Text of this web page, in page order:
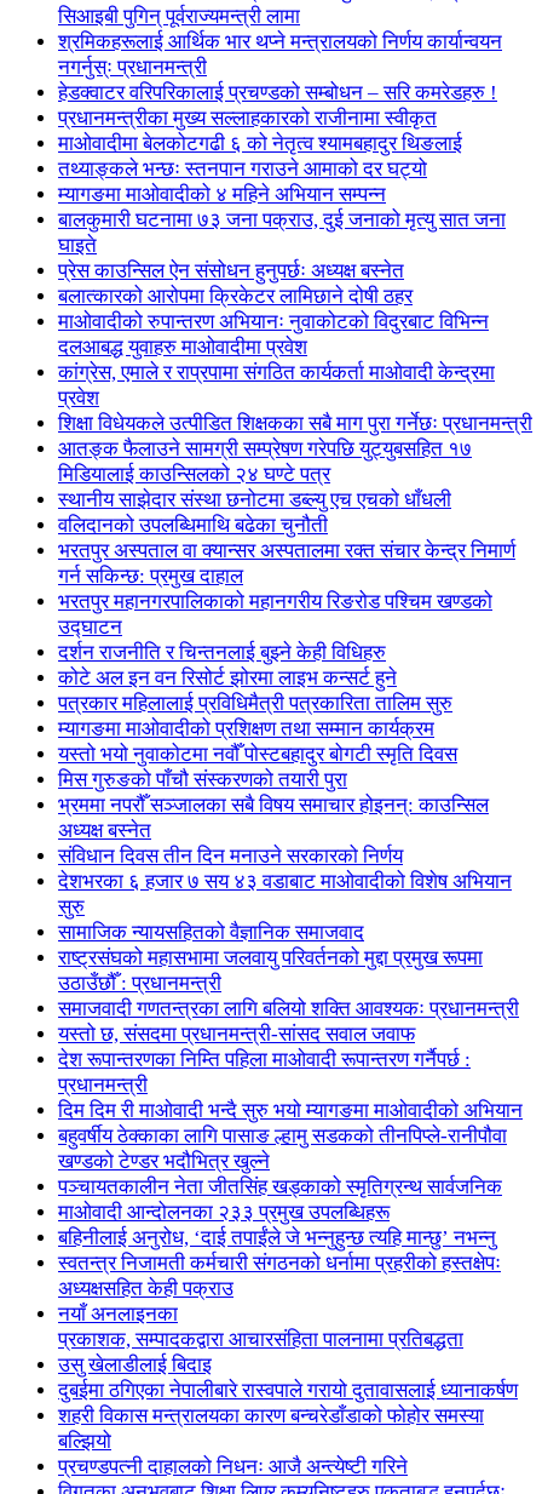
सिआइबी पुगिन् पूर्वराज्यमन्त्री लामा
श्रमिकहरूलाई आर्थिक भार थप्ने मन्त्रालयको निर्णय कार्यान्वयन
नगर्नुस्ः प्रधानमन्त्री
हेडक्वाटर वरिपरिकालाई प्रचण्डको सम्बोधन – सरि कमरेडहरु !
प्रधानमन्त्रीका मुख्य सल्लाहकारको राजीनामा स्वीकृत
माओवादीमा बेलकोटगढी ६ को नेतृत्व श्यामबहादुर थिङलाई
तथ्याङ्कले भन्छः स्तनपान गराउने आमाको दर घट्यो
म्यागङमा माओवादीको ४ महिने अभियान सम्पन्न
बालकुमारी घटनामा ७३ जना पक्राउ, दुई जनाको मृत्यु सात जना
घाइते
प्रेस काउन्सिल ऐन संसोधन हुनुपर्छः अध्यक्ष बस्नेत
बलात्कारको आरोपमा क्रिकेटर लामिछाने दोषी ठहर
माओवादीको रुपान्तरण अभियानः नुवाकोटको विदुरबाट विभिन्न
दलआबद्ध युवाहरु माओवादीमा प्रवेश
कांग्रेस, एमाले र राप्रपामा संगठित कार्यकर्ता माओवादी केन्द्रमा
प्रवेश
शिक्षा विधेयकले उत्पीडित शिक्षकका सबै माग पुरा गर्नेछः प्रधानमन्त्री
आतङ्क फैलाउने सामग्री सम्प्रेषण गरेपछि युट्युबसहित १७
मिडियालाई काउन्सिलको २४ घण्टे पत्र
स्थानीय साझेदार संस्था छनोटमा डब्ल्यु एच एचको धाँधली
वलिदानको उपलब्धिमाथि बढेका चुनौती
भरतपुर अस्पताल वा क्यान्सर अस्पतालमा रक्त संचार केन्द्र निमार्ण
गर्न सकिन्छ: प्रमुख दाहाल
भरतपुर महानगरपालिकाको महानगरीय रिङरोड पश्चिम खण्डको
उद्घाटन
दर्शन राजनीति र चिन्तनलाई बुझ्ने केही विधिहरु
कोटे अल इन वन रिसोर्ट झोरमा लाइभ कन्सर्ट हुने
पत्रकार महिलालाई प्रविधिमैत्री पत्रकारिता तालिम सुरु
म्यागङमा माओवादीको प्रशिक्षण तथा सम्मान कार्यक्रम
यस्तो भयो नुवाकोटमा नवौँ पोस्टबहादुर बोगटी स्मृति दिवस
मिस गुरुङको पाँचौ संस्करणको तयारी पुरा
भ्रममा नपरौँ सञ्जालका सबै विषय समाचार होइनन्: काउन्सिल
अध्यक्ष बस्नेत
संविधान दिवस तीन दिन मनाउने सरकारको निर्णय
देशभरका ६ हजार ७ सय ४३ वडाबाट माओवादीको विशेष अभियान
सुरु
सामाजिक न्यायसहितको वैज्ञानिक समाजवाद
राष्ट्रसंघको महासभामा जलवायु परिवर्तनको मुद्दा प्रमुख रूपमा
उठाउँछौँ : प्रधानमन्त्री
समाजवादी गणतन्त्रका लागि बलियो शक्ति आवश्यकः प्रधानमन्त्री
यस्तो छ, संसदमा प्रधानमन्त्री-सांसद सवाल जवाफ
देश रूपान्तरणका निम्ति पहिला माओवादी रूपान्तरण गर्नैपर्छ :
प्रधानमन्त्री
दिम दिम री माओवादी भन्दै सुरु भयो म्यागङमा माओवादीको अभियान
बहुवर्षीय ठेक्काका लागि पासाङ ल्हामु सडकको तीनपिप्ले-रानीपौवा
खण्डको टेण्डर भदौभित्र खुल्ने
पञ्चायतकालीन नेता जीतसिंह खड्काको स्मृतिग्रन्थ सार्वजनिक
माओवादी आन्दोलनका २३३ प्रमुख उपलब्धिहरू
बहिनीलाई अनुरोध, ‘दाई तपाईंले जे भन्नुहुन्छ त्यहि मान्छु’ नभन्नु
स्वतन्त्र निजामती कर्मचारी संगठनको धर्नामा प्रहरीको हस्तक्षेपः
अध्यक्षसहित केही पक्राउ
नयाँ अनलाइनका
प्रकाशक, सम्पादकद्वारा आचारसंहिता पालनामा प्रतिबद्धता
उसु खेलाडीलाई बिदाइ
दुबईमा ठगिएका नेपालीबारे रास्वपाले गरायो दुतावासलाई ध्यानाकर्षण
शहरी विकास मन्त्रालयका कारण बन्चरेडाँडाको फोहोर समस्या
बल्झियो
प्रचण्डपत्नी दाहालको निधनः आजै अन्त्येष्टी गरिने